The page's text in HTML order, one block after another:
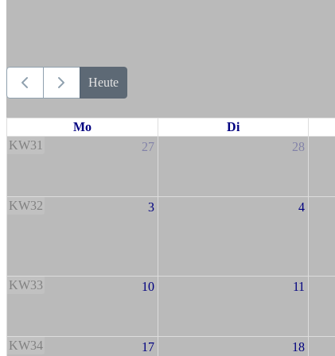
Heute
Mo Di
KW31
27 28
KW32 3 4
KW33 10 11
KW34 17 18